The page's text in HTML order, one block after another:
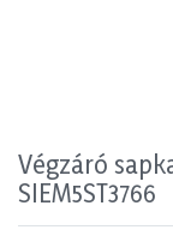
Végzáró
SIEM5ST3766